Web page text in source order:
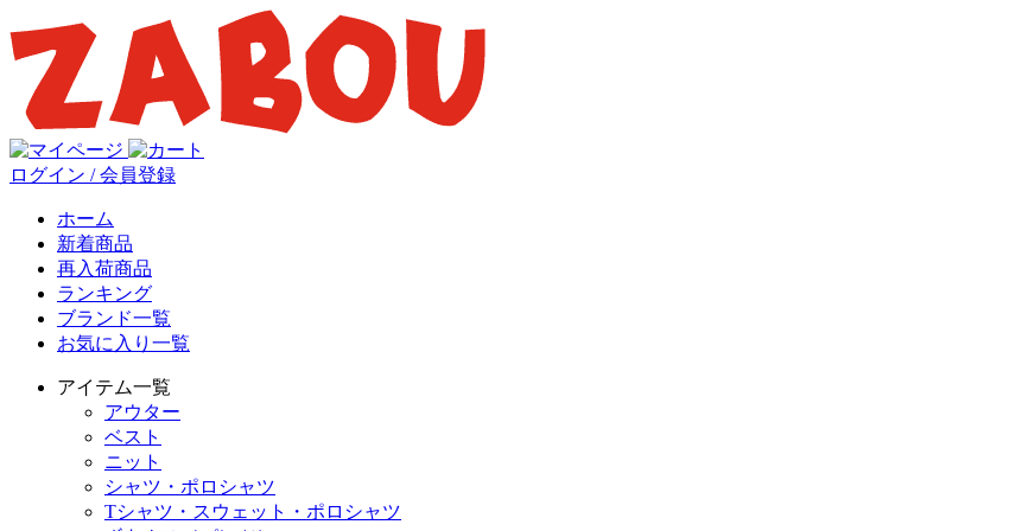
ログイン / 会員登録
ホーム
新着商品
再入荷商品
ランキング
ブランド一覧
お気に入り一覧
アイテム一覧
アウター
ベスト
ニット
シャツ・ポロシャツ
Tシャツ・スウェット・ポロシャツ